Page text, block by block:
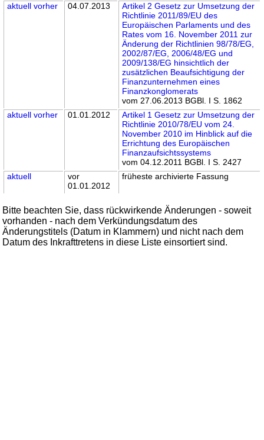
aktuell vorher 04.07.2013
Artikel 2 Gesetz zur Umsetzung der
Richtlinie 2011/89/EU des
Europäischen Parlaments und des
Rates vom 16. November 2011 zur
Änderung der Richtlinien 98/78/EG,
2002/87/EG, 2006/48/EG und
2009/138/EG hinsichtlich der
zusätzlichen Beaufsichtigung der
Finanzunternehmen eines
Finanzkonglomerats
vom 27.06.2013 BGBl. I S. 1862
aktuell vorher 01.01.2012
Artikel 1 Gesetz zur Umsetzung der
Richtlinie 2010/78/EU vom 24.
November 2010 im Hinblick auf die
Errichtung des Europäischen
Finanzaufsichtssystems
vom 04.12.2011 BGBl. I S. 2427
aktuell
vor
01.01.2012
früheste archivierte Fassung
Bitte beachten Sie, dass rückwirkende Änderungen - soweit
vorhanden - nach dem Verkündungsdatum des
Änderungstitels (Datum in Klammern) und nicht nach dem
Datum des Inkrafttretens in diese Liste einsortiert sind.